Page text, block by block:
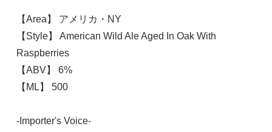
【Area】 アメリカ・NY
【Style】 American Wild Ale Aged In Oak With
Raspberries
【ABV】 6%
【ML】 500
-Importer's Voice-